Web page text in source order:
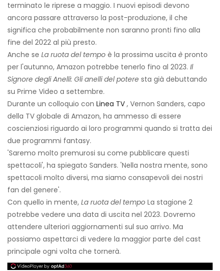
terminato le riprese a maggio. I nuovi episodi devono
ancora passare attraverso la post-produzione, il che
significa che probabilmente non saranno pronti fino alla
fine del 2022 al più presto.
Anche se La ruota del tempo è la prossima uscita è pronto
per l'autunno, Amazon potrebbe tenerlo fino al 2023. Il
Signore degli Anelli: Gli anelli del potere sta già debuttando
su Prime Video a settembre.
Durante un colloquio con Linea TV , Vernon Sanders, capo
della TV globale di Amazon, ha ammesso di essere
coscienziosi riguardo ai loro programmi quando si tratta dei
due programmi fantasy.
'Saremo molto premurosi su come pubblicare questi
spettacoli', ha spiegato Sanders. 'Nella nostra mente, sono
spettacoli molto diversi, ma siamo consapevoli dei nostri
fan del genere'.
Con quello in mente, La ruota del tempo La stagione 2
potrebbe vedere una data di uscita nel 2023. Dovremo
attendere ulteriori aggiornamenti sul suo arrivo. Ma
possiamo aspettarci di vedere la maggior parte del cast
principale ogni volta che tornerà.